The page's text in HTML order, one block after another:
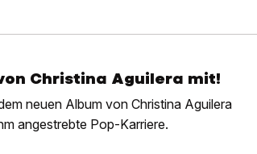
Christina Aguilera mit!
neuen Album von Christina Aguilera
angestrebte Pop-Karriere.